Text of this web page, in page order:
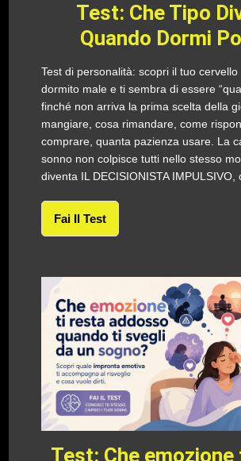
Test: Che Tipo
Quando Dormi
Test di personalità: scopri il tuo cervello
dormito male e ti sembra di essere
finché non arriva la prima scelta della
mangiare, cosa rimandare, come
comprare, quanta pazienza usare. La
sonno non colpisce tutti nello stesso
diventa IL DECISIONISTA IMPULSIVO,
Fai Il Test
Test: Che